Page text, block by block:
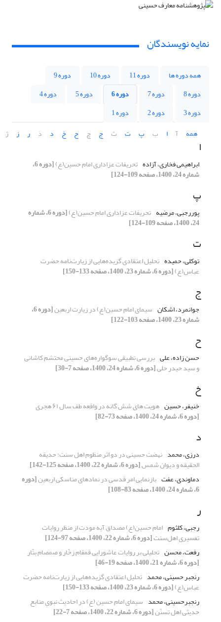
نمایه نویسندگان
همه دوره ها دوره 11 دوره 10
دوره 9
دوره 8
دوره 7 دوره 6 دوره 5
دوره 4
دوره 3
دوره 2
دوره 1
همه
آ ا ب پ ت ث ج چ ح خ د ذ ر ز ژ
ا
ابراهیمی فخاری، آزاده تحریفات عزاداری امام حسین(ع) [دوره 6،
شماره 24، 1400، صفحه 109-124]
پ
پوررجبی، مرضیه تحریفات عزاداری امام حسین(ع) [دوره 6، شماره
24، 1400، صفحه 109-124]
ت
توکلی، حمیده تحلیل اعتقادی گزیده‌هایی از زیارت‌نامه حضرت
عباس(ع)[دوره 6، شماره 23، 1400، صفحه 133-150]
ج
جوانمرد، اشکان سیمای امام حسین(ع) در زیارت اربعین [دوره 6،
شماره 23، 1400، صفحه 103-122]
ح
حسن زاده، علی بررسی تطبیقی سوگواره‌های حسینی محتشم کاشانی
و سید حیدر حلی[دوره 6، شماره 24، 1400، صفحه 7-30]
خ
خنیفر، حسین هویت های شش گانه در واقعه طف سال ۶۱ هجری
[دوره 6، شماره 24، 1400، صفحه 73-82]
د
درزی، محمد نهضت حسینی در دو اثر منظوم اهل سنت: حدیقه
الحقیقه و دیوان شمس[دوره 6، شماره 22، 1400، صفحه 125-142]
دماوندی، عفت بازنمایی امر قدسی در نمادهای مناسکی اربعین[دوره
6، شماره 24، 1400، صفحه 83-108]
ر
رجبی، کلثوم امام حسین(ع) مصداق آیه مودت از منظر روایات
تفسیری اهل‌سنت[دوره 6، شماره 22، 1400، صفحه 97-124]
رفعت، محسن تحلیلی بر روایات عاشورایی قمقام زخّار و صمصام بتّار
[دوره 6، شماره 21، 1400، صفحه 19-46]
رنجبر حسینی، محمد تحلیل اعتقادی گزیده‌هایی از زیارت‌نامه حضرت
عباس(ع)[دوره 6، شماره 23، 1400، صفحه 133-150]
رنجبرحسینی، محمد سیمای امام حسین (ع) در احادیث نبویِ منابع
حدیثی اهل تسنّن[دوره 6، شماره 22، 1400، صفحه 7-22]